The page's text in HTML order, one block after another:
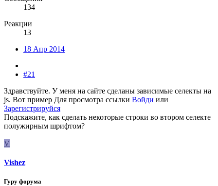
134
Реакции
13
18 Апр 2014
#21
Здравствуйте. У меня на сайте сделаны зависимые селекты на
js. Вот пример Для просмотра ссылки Войди или
Зарегистрируйся
Подскажите, как сделать некоторые строки во втором селекте
полужирным шрифтом?
V
Vishez
Гуру форума